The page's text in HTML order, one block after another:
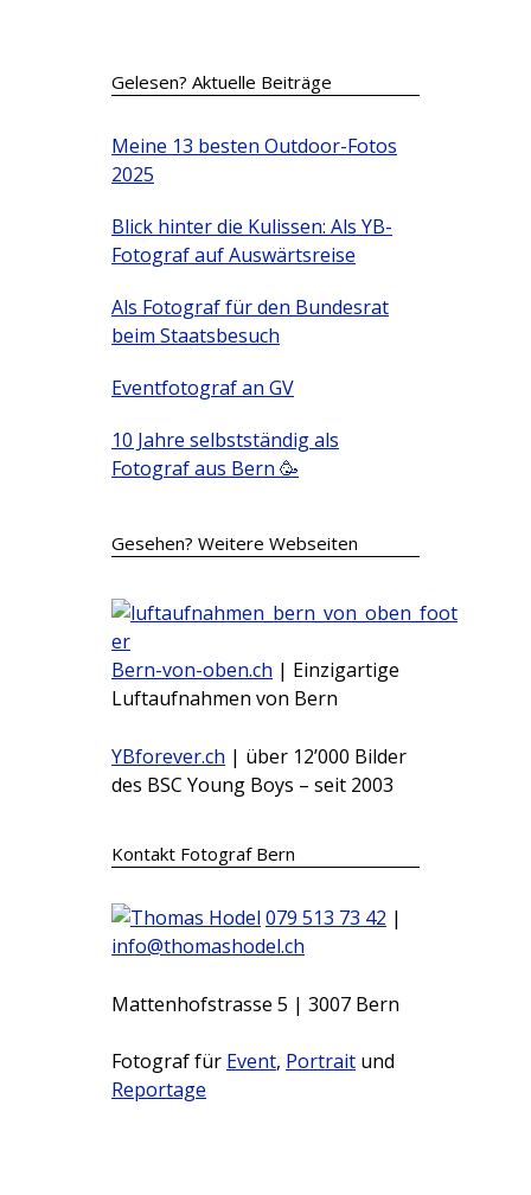
Gelesen? Aktuelle Beiträge
Meine 13 besten Outdoor-Fotos
2025
Blick hinter die Kulissen: Als YB-
Fotograf auf Auswärtsreise
Als Fotograf für den Bundesrat
beim Staatsbesuch
Eventfotograf an GV
10 Jahre selbstständig als
Fotograf aus Bern 🥳
Gesehen? Weitere Webseiten
Bern-von-oben.ch | Einzigartige
Luftaufnahmen von Bern
YBforever.ch | über 12’000 Bilder
des BSC Young Boys – seit 2003
Kontakt Fotograf Bern
079 513 73 42 |
info@thomashodel.ch
Mattenhofstrasse 5 | 3007 Bern
Fotograf für Event, Portrait und
Reportage